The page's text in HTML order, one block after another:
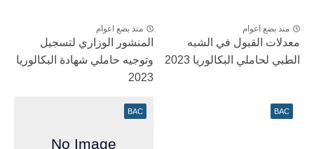
منذ بضع اعوام
معدلات القبول في الشبه
الطبي لحاملي البكالوريا 2023
منذ بضع اعوام
المنشور الوزاري لتسجيل
وتوجيه حاملي شهادة البكالوريا
2023
BAC
BAC